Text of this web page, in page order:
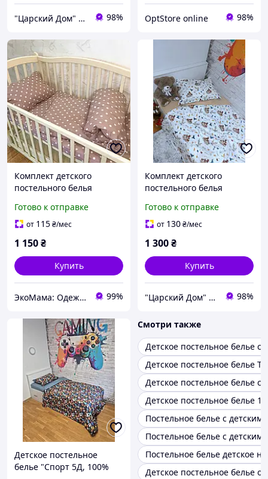
"Царский Дом" - производитель постельного белья из натуральных тканей 98% OptStore online 98%
Комплект детского
постельного белья
Бордовый с принтом
Готово к отправке
от 115₴/мес
1 150₴
Купить
ЭкоМама: Одежда для беременных, белье для кормящих, сумка в роддом, одежда для новорожденных 99%
Комплект детского
постельного белья
" поплин Lux Турция"
100% хлопок
Готово к отправке
от 130₴/мес
1 300₴
Купить
"Царский Дом" - производитель постельного белья из натуральных тканей 98%
Детское постельное
белье "Спорт 5Д, 100%
Смотри также
Детское постельное белье
Детское постельное белье
Детское постельное белье
Детское постельное белье
Постельное белье с детским
Постельное белье с детским
Постельное белье детское
Детское постельное белье